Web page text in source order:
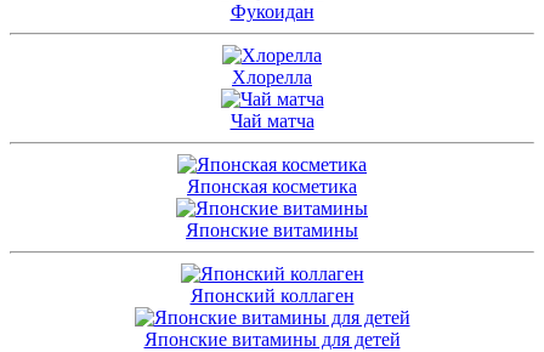
Фукоидан
Хлорелла
Чай матча
Японская косметика
Японские витамины
Японский коллаген
Японские витамины для детей